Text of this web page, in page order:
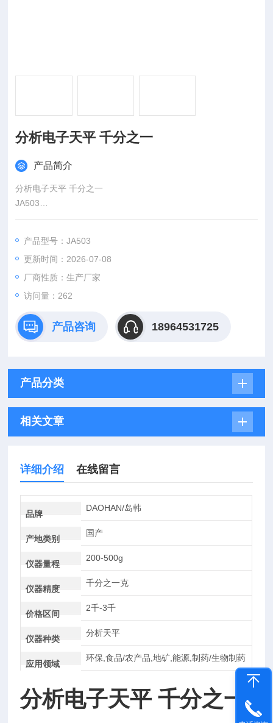
分析电子天平 千分之一
产品简介
分析电子天平 千分之一
JA503
外部校准 一键自动校准 LCD液晶显示 水平指示器 灵敏度调节
产品型号：JA503
更新时间：2026-07-08
厂商性质：生产厂家
访问量：262
产品咨询 18964531725
产品分类
相关文章
详细介绍 在线留言
品牌
DAOHAN/岛韩
产地类别
国产
仪器量程
200-500g
仪器精度
千分之一克
价格区间
2千-3千
仪器种类
分析天平
应用领域
环保,食品/农产品,地矿,能源,制药/生物制药
分析电子天平 千分之一